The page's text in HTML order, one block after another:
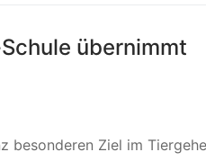
übernimmt
besonderen Ziel im